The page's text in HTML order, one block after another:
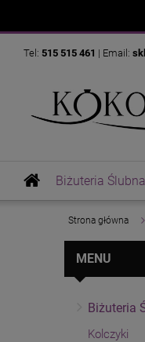
Tel: 515 515 461 | Email:
Biżuteria
Strona główna
MENU
Biżuteria
Kolczyki